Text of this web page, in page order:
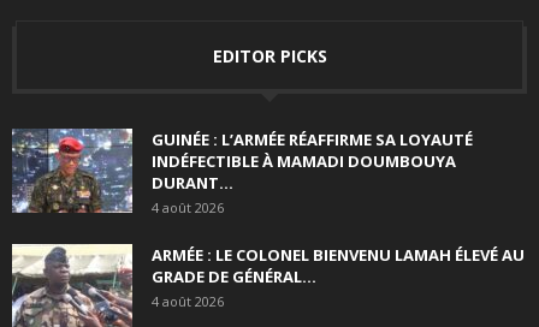
EDITOR PICKS
GUINÉE : L’ARMÉE RÉAFFIRME SA LOYAUTÉ
INDÉFECTIBLE À MAMADI DOUMBOUYA
DURANT...
4 août 2026
ARMÉE : LE COLONEL BIENVENU LAMAH ÉLEVÉ AU
GRADE DE GÉNÉRAL...
4 août 2026